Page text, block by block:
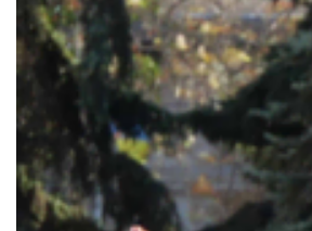
Правила використання матеріалів
Документи